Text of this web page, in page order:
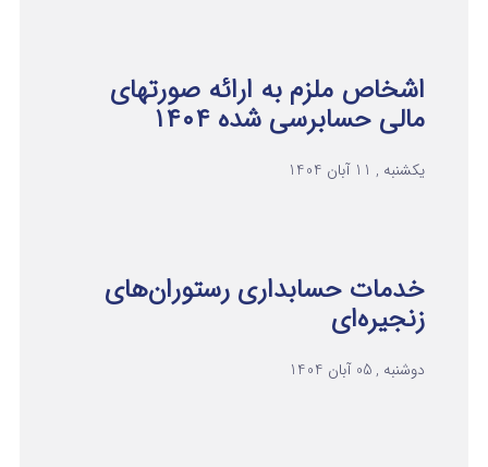
اشخاص ملزم به ارائه صورتهای
مالی حسابرسی شده ۱۴۰۴
یکشنبه , 11 آبان 1404
خدمات حسابداری رستوران‌های
زنجیره‌ای
دوشنبه , 05 آبان 1404